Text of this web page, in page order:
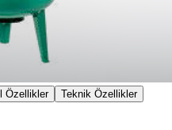
Özellikler
Teknik Özellikler